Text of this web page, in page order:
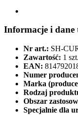
Informacje i dane
Nr art.: SH-
Zawartość: 1 szt.
EAN:
Numer
Marka
Rodzaj
Obszar
Specjalnie dla